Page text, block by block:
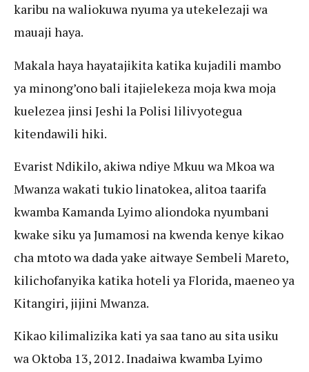
karibu na waliokuwa nyuma ya utekelezaji wa
mauaji haya.
Makala haya hayatajikita katika kujadili mambo
ya minong’ono bali itajielekeza moja kwa moja
kuelezea jinsi Jeshi la Polisi lilivyotegua
kitendawili hiki.
Evarist Ndikilo, akiwa ndiye Mkuu wa Mkoa wa
Mwanza wakati tukio linatokea, alitoa taarifa
kwamba Kamanda Lyimo aliondoka nyumbani
kwake siku ya Jumamosi na kwenda kenye kikao
cha mtoto wa dada yake aitwaye Sembeli Mareto,
kilichofanyika katika hoteli ya Florida, maeneo ya
Kitangiri, jijini Mwanza.
Kikao kilimalizika kati ya saa tano au sita usiku
wa Oktoba 13, 2012. Inadaiwa kwamba Lyimo